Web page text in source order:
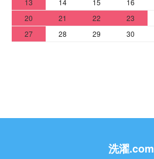
20
21 22 23
27
28 29 30
洗濯.com